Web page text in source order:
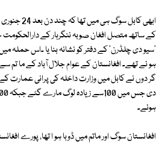
ابھی کابل
کے ساتھ متصل افغان صوبہ ننگرہار کے دارالحکومت
ہو ئے تھے۔ افغانستان کے عوام جلال آباد کے ما
گر دوں نے کابل میں وزارت داخلہ کی پرانی عمارت کے
ہوئے۔
افغانستان سوگ اور ماتم میں ڈوبا ہو ا تھا، پورے